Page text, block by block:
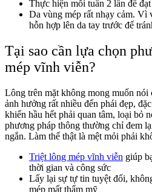
Thực hiện mỗi tuần 2 lần để
Da vùng mép rất nhạy cảm. Vì
hỗn hợp lên da tay trước để
Tại sao cần lựa chọn
mép vĩnh viễn?
Lông trên mặt không mong muốn nói
ảnh hưởng rất nhiều đến phái đẹp,
khiến hầu hết phải quan tâm, loại bỏ
phương pháp thông thường chỉ đem
ngắn. Làm thế thật là mệt mỏi phải
Triệt lông mép vĩnh viễn giúp
thời gian và công sức
Lấy lại sự tự tin tuyệt đối,
mép mất thẩm mỹ